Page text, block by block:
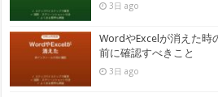
3日 ago
WordやExcelが消えた時
前に確認すべきこと
3日 ago